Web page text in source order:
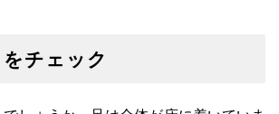
チェック